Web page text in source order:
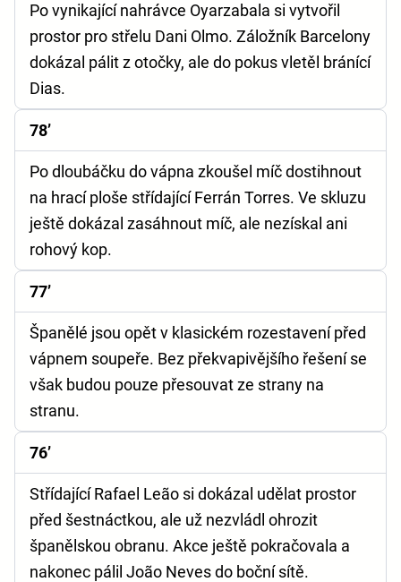
Po vynikající nahrávce Oyarzabala si vytvořil
prostor pro střelu Dani Olmo. Záložník Barcelony
dokázal pálit z otočky, ale do pokus vletěl bránící
Dias.
78’
Po dloubáčku do vápna zkoušel míč dostihnout
na hrací ploše střídající Ferrán Torres. Ve skluzu
ještě dokázal zasáhnout míč, ale nezískal ani
rohový kop.
77’
Španělé jsou opět v klasickém rozestavení před
vápnem soupeře. Bez překvapivějšího řešení se
však budou pouze přesouvat ze strany na
stranu.
76’
Střídající Rafael Leão si dokázal udělat prostor
před šestnáctkou, ale už nezvládl ohrozit
španělskou obranu. Akce ještě pokračovala a
nakonec pálil João Neves do boční sítě.